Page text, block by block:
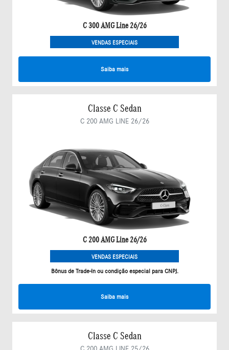
C 300 AMG Line 26/26
VENDAS ESPECIAIS
Saiba mais
Classe C Sedan
C 200 AMG LINE 26/26
C 200 AMG Line 26/26
VENDAS ESPECIAIS
Bônus de Trade-In ou condição especial para CNPJ.
Saiba mais
Classe C Sedan